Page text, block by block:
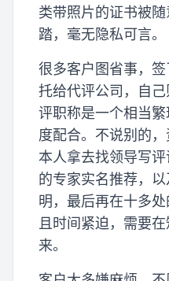
类带照片的证书被
踏，毫无隐私可言。
很多客户图省事，
托给代评公司，自己
评职称是一个相当
度配合。不说别的
本人拿去找领导写
的专家实名推荐，
明，最后再在十多处
且时间紧迫，需要
来。